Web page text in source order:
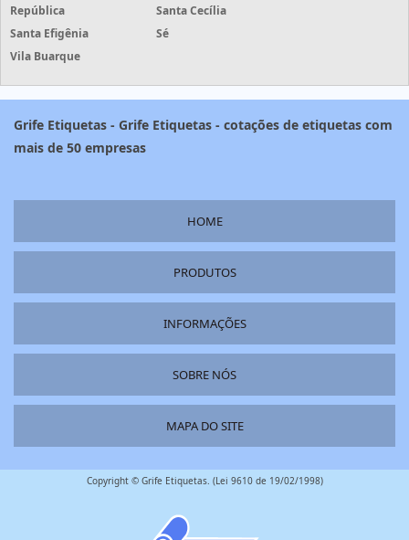
República
Santa Cecília
Santa Efigênia
Sé
Vila Buarque
Grife Etiquetas - Grife Etiquetas - cotações de etiquetas com
mais de 50 empresas
HOME
PRODUTOS
INFORMAÇÕES
SOBRE NÓS
MAPA DO SITE
Copyright © Grife Etiquetas. (Lei 9610 de 19/02/1998)